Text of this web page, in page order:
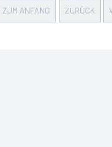
ZUM ANFANG
ZURÜCK